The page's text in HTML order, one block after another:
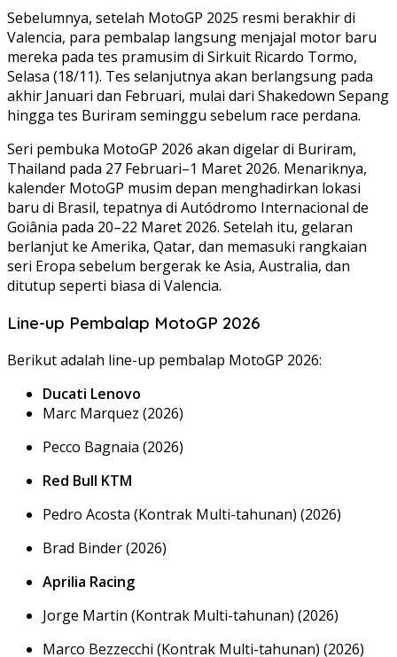
Sebelumnya, setelah MotoGP 2025 resmi berakhir di
Valencia, para pembalap langsung menjajal motor baru
mereka pada tes pramusim di Sirkuit Ricardo Tormo,
Selasa (18/11). Tes selanjutnya akan berlangsung pada
akhir Januari dan Februari, mulai dari Shakedown Sepang
hingga tes Buriram seminggu sebelum race perdana.
Seri pembuka MotoGP 2026 akan digelar di Buriram,
Thailand pada 27 Februari–1 Maret 2026. Menariknya,
kalender MotoGP musim depan menghadirkan lokasi
baru di Brasil, tepatnya di Autódromo Internacional de
Goiânia pada 20–22 Maret 2026. Setelah itu, gelaran
berlanjut ke Amerika, Qatar, dan memasuki rangkaian
seri Eropa sebelum bergerak ke Asia, Australia, dan
ditutup seperti biasa di Valencia.
Line-up Pembalap MotoGP 2026
Berikut adalah line-up pembalap MotoGP 2026:
Ducati Lenovo
Marc Marquez (2026)
Pecco Bagnaia (2026)
Red Bull KTM
Pedro Acosta (Kontrak Multi-tahunan) (2026)
Brad Binder (2026)
Aprilia Racing
Jorge Martin (Kontrak Multi-tahunan) (2026)
Marco Bezzecchi (Kontrak Multi-tahunan) (2026)